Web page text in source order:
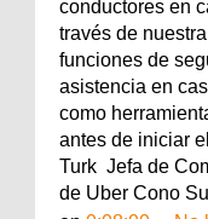
conductores en
través de
funciones de
asistencia en
como
antes de iniciar
Turk Jefa de
de Uber Cono